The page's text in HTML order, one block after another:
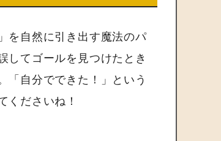
を自然に引き出す魔法のパ
してゴールを見つけたとき
「自分でできた！」という
くださいね！